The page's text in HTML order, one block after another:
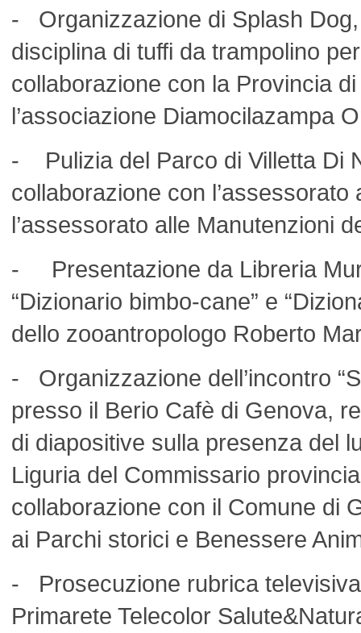
- Organizzazione di Splash
disciplina di tuffi da trampolino
collaborazione con la Provincia
l’associazione Diamocilazampa
- Pulizia del Parco di Villetta Di
collaborazione con l’assessorato
l’assessorato alle Manutenzioni
- Presentazione da Libreria
“Dizionario bimbo-cane” e
dello zooantropologo Roberto
- Organizzazione dell’incontro
presso il Berio Cafè di Genova,
di diapositive sulla presenza del
Liguria del Commissario
collaborazione con il Comune di
ai Parchi storici e Benessere
- Prosecuzione rubrica televisiva
Primarete Telecolor